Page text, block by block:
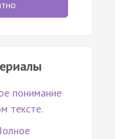
понимание
тексте.